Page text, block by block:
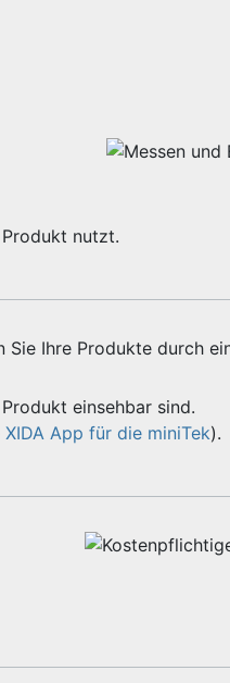
nutzt.
einsehbar sind.
XIDA App für die miniTek).